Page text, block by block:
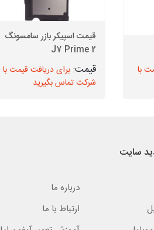
با
قیمت اسپیکر بازر سامسونگ
J7 Prime 2
برای دریافت قیمت با
شرکت تماس بگیرید
سایت
درباره ما
ارتباط با ما